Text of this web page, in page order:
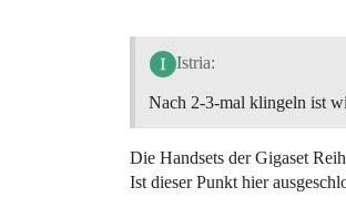
Istria:
Nach 2-3-mal klingeln ist
Die Handsets der Gigaset
Ist dieser Punkt hier